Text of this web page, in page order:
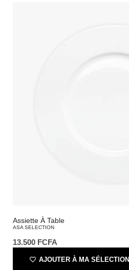
Assiette À Table
ASA SELECTION
13.500 FCFA
AJOUTER À MA SÉLECTION